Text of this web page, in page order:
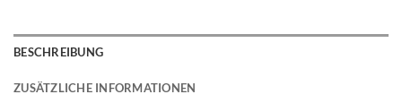
BESCHREIBUNG
ZUSÄTZLICHE INFORMATIONEN